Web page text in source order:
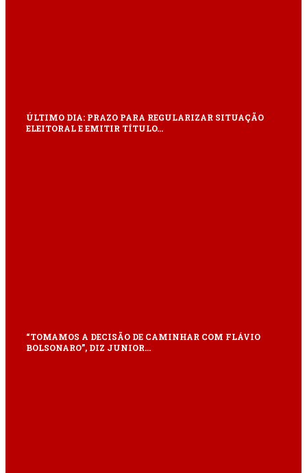
ÚLTIMO DIA: PRAZO PARA REGULARIZAR SITUAÇÃO
ELEITORAL E EMITIR TÍTULO…
“TOMAMOS A DECISÃO DE CAMINHAR COM FLÁVIO
BOLSONARO”, DIZ JUNIOR…